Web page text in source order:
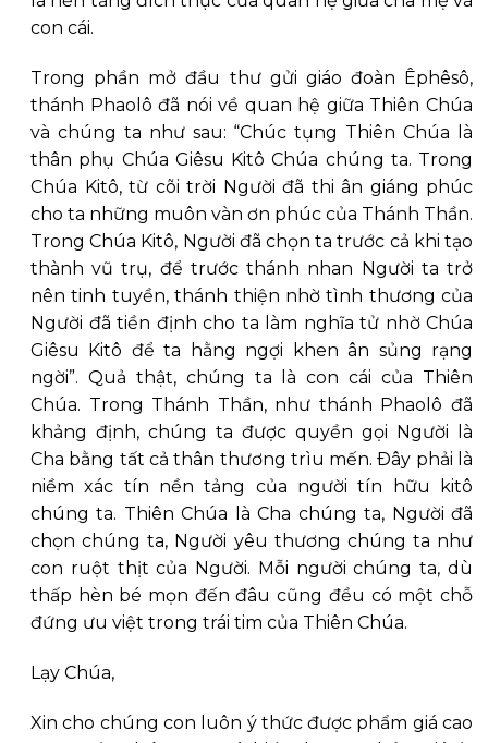
con cái.
Trong phần mở đầu thư gửi giáo đoàn Êphêsô,
thánh Phaolô đã nói về quan hệ giữa Thiên Chúa
và chúng ta như sau: “Chúc tụng Thiên Chúa là
thân phụ Chúa Giêsu Kitô Chúa chúng ta. Trong
Chúa Kitô, từ cõi trời Người đã thi ân giáng phúc
cho ta những muôn vàn ơn phúc của Thánh Thần.
Trong Chúa Kitô, Người đã chọn ta trước cả khi tạo
thành vũ trụ, để trước thánh nhan Người ta trở
nên tinh tuyền, thánh thiện nhờ tình thương của
Người đã tiền định cho ta làm nghĩa tử nhờ Chúa
Giêsu Kitô để ta hằng ngợi khen ân sủng rạng
ngời”. Quả thật, chúng ta là con cái của Thiên
Chúa. Trong Thánh Thần, như thánh Phaolô đã
khảng định, chúng ta được quyền gọi Người là
Cha bằng tất cả thân thương trìu mến. Ðây phải là
niềm xác tín nền tảng của người tín hữu kitô
chúng ta. Thiên Chúa là Cha chúng ta, Người đã
chọn chúng ta, Người yêu thương chúng ta như
con ruột thịt của Người. Mỗi người chúng ta, dù
thấp hèn bé mọn đến đâu cũng đều có một chỗ
đứng ưu việt trong trái tim của Thiên Chúa.
Lạy Chúa,
Xin cho chúng con luôn ý thức được phẩm giá cao